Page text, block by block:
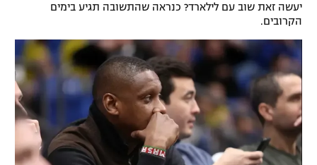
יעשה זאת שוב עם לילארד? כנראה שהתשובה תגיע בימים
הקרובים.